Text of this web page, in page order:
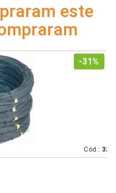
este
-31%
Cód.: 32